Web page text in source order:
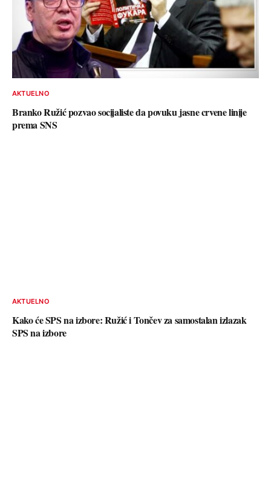
AKTUELNO
Branko Ružić pozvao socijaliste da povuku jasne crvene linije
prema SNS
AKTUELNO
Kako će SPS na izbore: Ružić i Tončev za samostalan izlazak
SPS na izbore